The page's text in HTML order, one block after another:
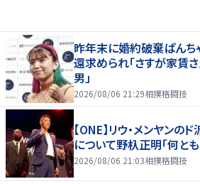
昨年末に婚約破棄ぱん
還求められ「さすが家賃
男」
2026/08/06 21:29相撲格闘技
【ONE】リウ・メンヤンの
について野杁正明「何と
2026/08/06 21:03相撲格闘技